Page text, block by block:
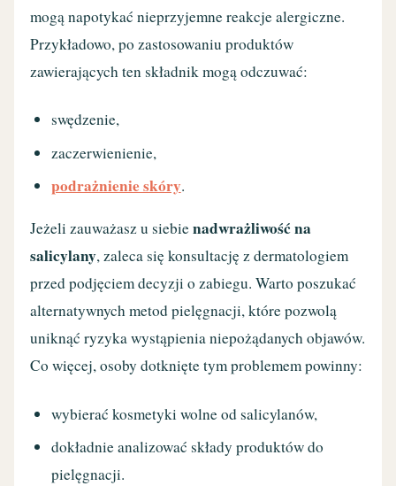
mogą napotykać nieprzyjemne reakcje alergiczne.
Przykładowo, po zastosowaniu produktów
zawierających ten składnik mogą odczuwać:
swędzenie,
zaczerwienienie,
podrażnienie skóry.
Jeżeli zauważasz u siebienadwrażliwość na
salicylany, zaleca się konsultację z dermatologiem
przed podjęciem decyzji o zabiegu. Warto poszukać
alternatywnych metod pielęgnacji, które pozwolą
uniknąć ryzyka wystąpienia niepożądanych objawów.
Co więcej, osoby dotknięte tym problemem powinny:
wybierać kosmetyki wolne od salicylanów,
dokładnie analizować składy produktów do
pielęgnacji.